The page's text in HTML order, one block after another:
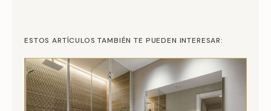
ESTOS ARTÍCULOS TAMBIÉN TE PUEDEN INTERESAR: